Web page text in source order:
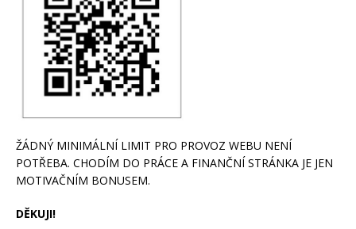
ŽÁDNÝ MINIMÁLNÍ LIMIT PRO PROVOZ WEBU NENÍ
POTŘEBA. CHODÍM DO PRÁCE A FINANČNÍ STRÁNKA JE JEN
MOTIVAČNÍM BONUSEM.
DĚKUJI!